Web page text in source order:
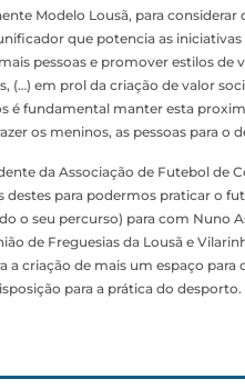
Modelo Lousã, para considerar
que potencia as iniciativas
pessoas e promover estilos de
(…) em prol da criação de valor
é fundamental manter esta
os meninos, as pessoas para o
da Associação de Futebol de
destes para podermos praticar o
o seu percurso) para com Nuno
de Freguesias da Lousã e
criação de mais um espaço para
para a prática do desporto.